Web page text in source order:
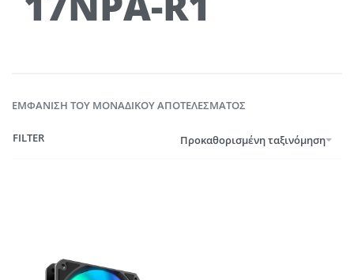
ΕΜΦΆΝΙΣΗ ΤΟΥ ΜΟΝΑΔΙΚΟΎ ΑΠΟΤΕΛΈΣΜΑΤΟΣ
Προκαθορισμένη ταξινόμηση
FILTER